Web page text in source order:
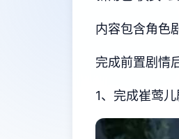
内容包含角色
完成前置剧情
1、完成崔莺